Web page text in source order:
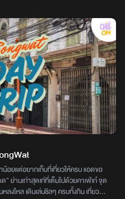
BAYคาเฟ่ริมทะเลฟีลซัมเมอร์ที่มี
ละป้ายประภาคาร ถ่ายรูปออกมาสวย
หมาะกับการจิบกาแฟเบา ๆ รับลมทะเล
น.3. บัวทองบีชสายกินต้องห้ามพลาด!
จานใหญ่สดใหม่แบบจัดเต็ม เมนูที่มา
น้ำปลาเวลา : เปิดทุกวัน 10:00–22:00
แสงเงาและงานดีไซน์สุดคูล เหมาะกับ
ครื่องดื่มแนวซิกเนเจอร์หลากหลายแก้ว
ลที่สวยมากเวลา : เปิดทุกวัน 9:00–
2025จุดเช็คอินยามค่ำคืนสุดว้าว!
ง สี เสียง และอีเวนต์เพียบ เหมาะกับการ
ยากาศสุดฟีลกลางคืนสรุปเลยว่า…
จะสายถ่ายรูป สายคาเฟ่ สายกิน หรือ
เที่ยวแบบความสนุกครบได้ทุกแนว
: ปาณิศา บุญรอด
น้อยแต่อยากเก็บที่เที่ยวให้ครบ แอดขอ
” ย่านเก่าสุดเท่ที่เต็มไปด้วยคาเฟ่เก๋ จุด
ลงใหล เดินเล่นชิลๆ ครบทั้งกิน เที่ยว